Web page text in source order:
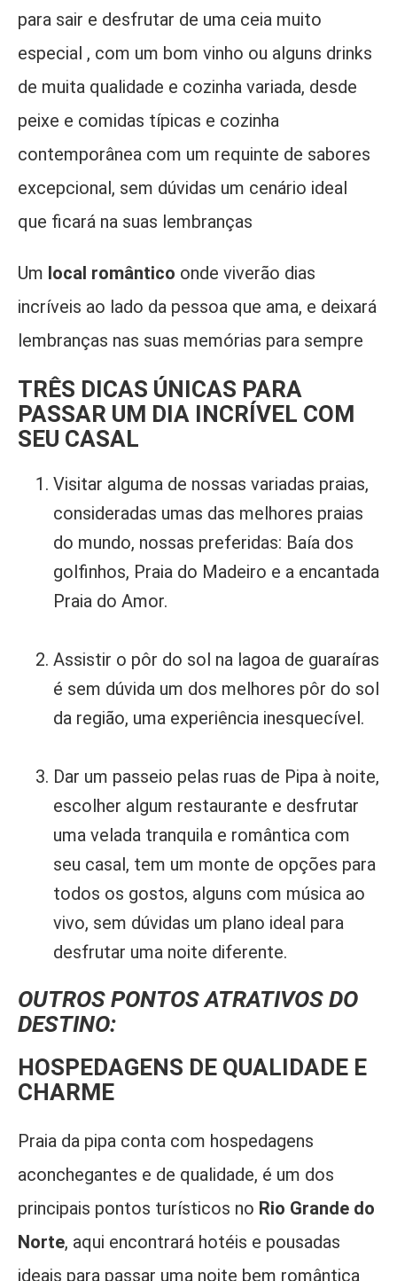
para sair e desfrutar de uma ceia muito
especial , com um bom vinho ou alguns drinks
de muita qualidade e cozinha variada, desde
peixe e comidas típicas e cozinha
contemporânea com um requinte de sabores
excepcional, sem dúvidas um cenário ideal
que ficará na suas lembranças
Um local romântico onde viverão dias
incríveis ao lado da pessoa que ama, e deixará
lembranças nas suas memórias para sempre
TRÊS DICAS ÚNICAS PARA
PASSAR UM DIA INCRÍVEL COM
SEU CASAL
Visitar alguma de nossas variadas praias,
consideradas umas das melhores praias
do mundo, nossas preferidas: Baía dos
golfinhos, Praia do Madeiro e a encantada
Praia do Amor.
Assistir o pôr do sol na lagoa de guaraíras
é sem dúvida um dos melhores pôr do sol
da região, uma experiência inesquecível.
Dar um passeio pelas ruas de Pipa à noite,
escolher algum restaurante e desfrutar
uma velada tranquila e romântica com
seu casal, tem um monte de opções para
todos os gostos, alguns com música ao
vivo, sem dúvidas um plano ideal para
desfrutar uma noite diferente.
OUTROS PONTOS ATRATIVOS DO
DESTINO:
HOSPEDAGENS DE QUALIDADE E
CHARME
Praia da pipa conta com hospedagens
aconchegantes e de qualidade, é um dos
principais pontos turísticos no Rio Grande do
Norte, aqui encontrará hotéis e pousadas
ideais para passar uma noite bem romântica